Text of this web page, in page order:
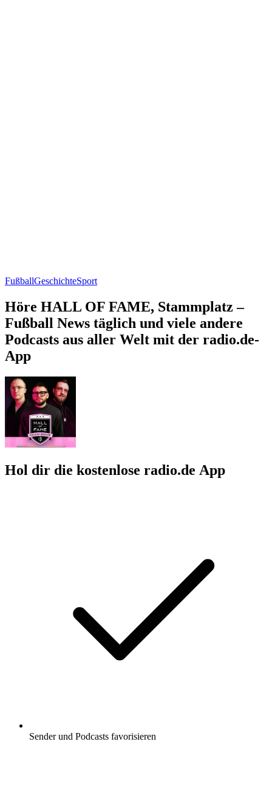
FußballGeschichteSport
Höre HALL OF FAME, Stammplatz –
Fußball News täglich und viele andere
Podcasts aus aller Welt mit der radio.de-
App
Hol dir die kostenlose radio.de App
Sender und Podcasts favorisieren